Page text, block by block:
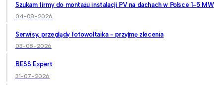
Szukam firmy do montażu instalacji PV na dachach w Polsce 1-5 MW
04-08-2026
Serwisy, przeglądy fotowoltaika - przyjmę zlecenia
03-08-2026
BESS Expert
31-07-2026